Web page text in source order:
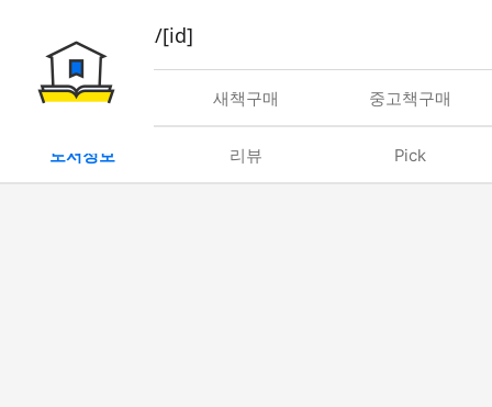
book/rent/[id]
대여 새책구매 중고책구매
도서정보 리뷰 Pick